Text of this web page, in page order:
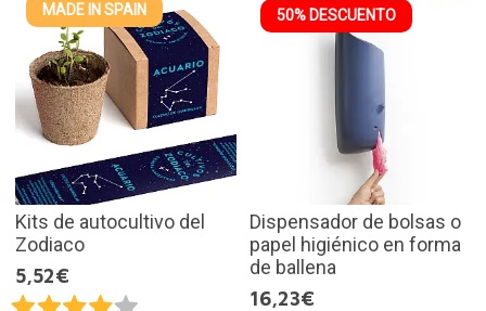
MADE IN SPAIN
Kits de autocultivo del
Zodiaco
5,52€
50% DESCUENTO
Dispensador de bolsas o
papel higiénico en forma
de ballena
16,23€